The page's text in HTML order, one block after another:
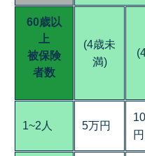
60歳以
上
被保険
者数
(4歳未
満)
1~2人 5万円
円